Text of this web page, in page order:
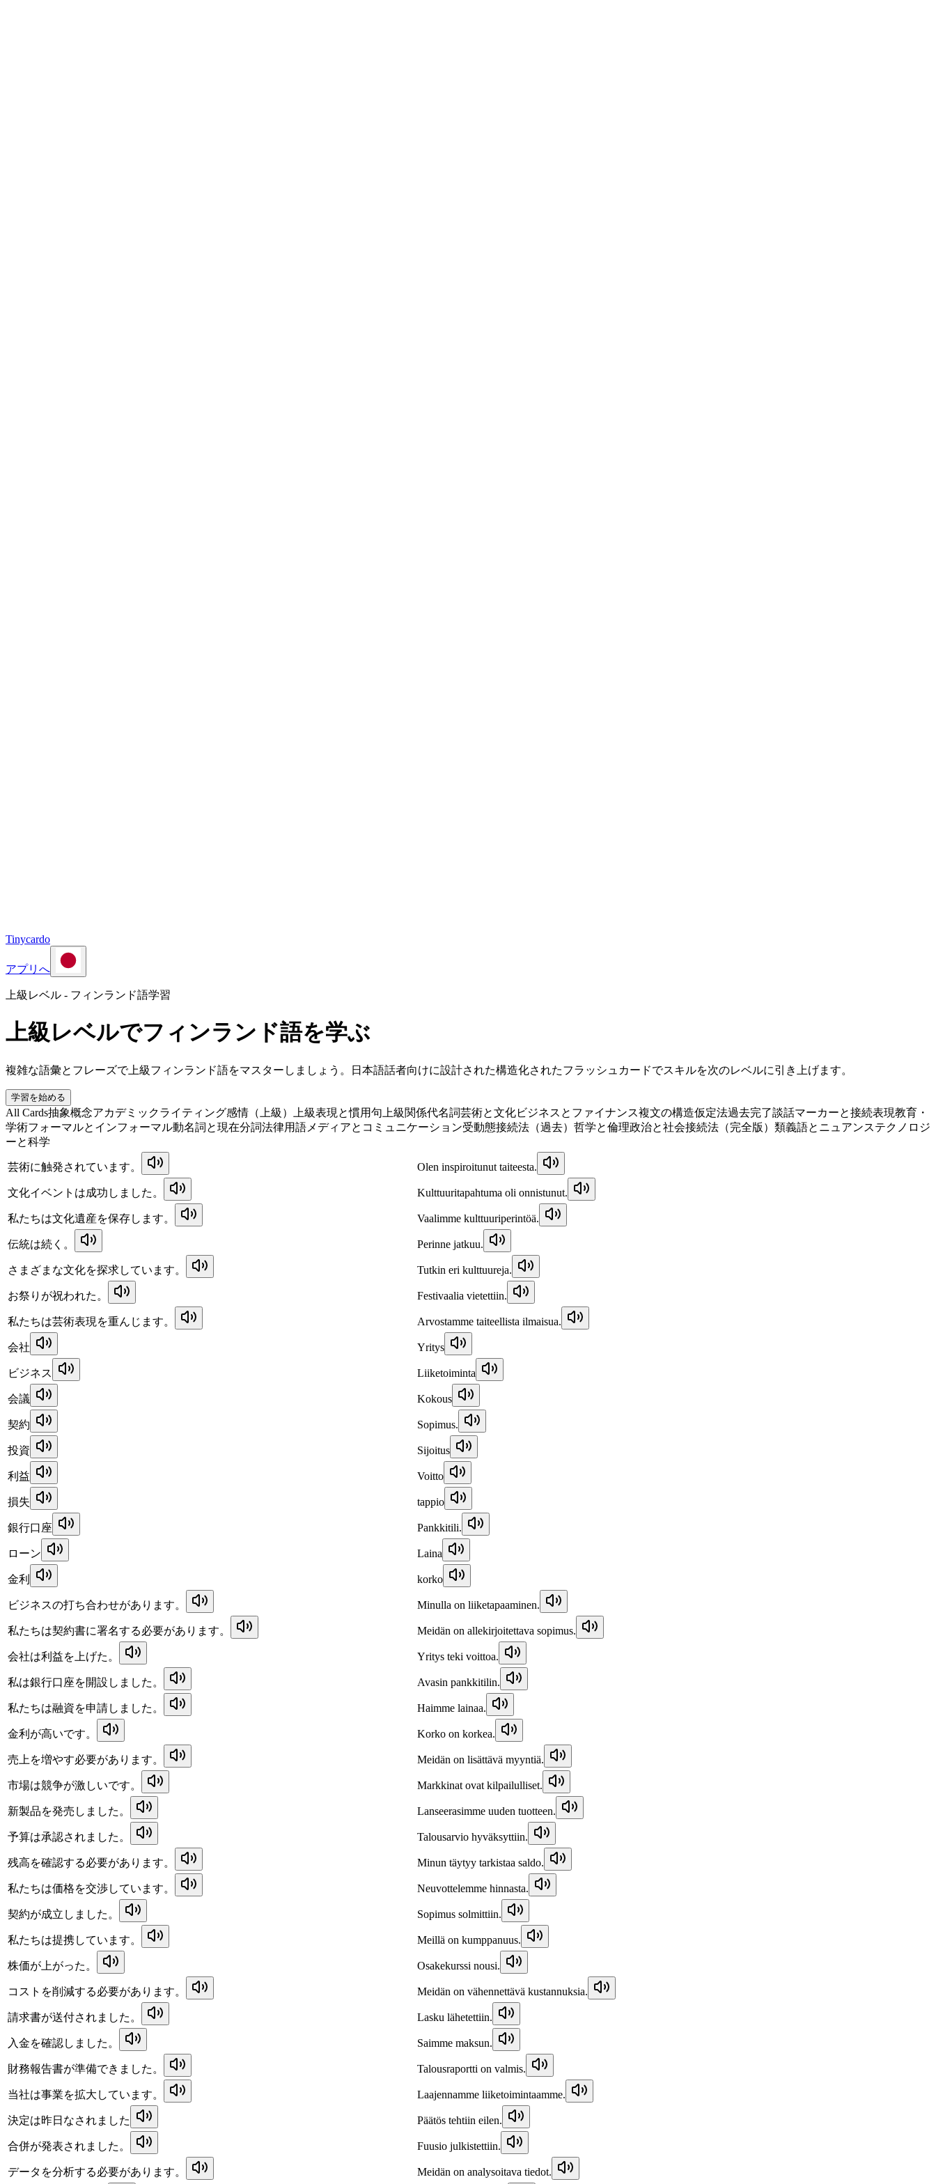
Tinycardo
アプリへ
上級レベル - フィンランド語学習
上級レベルでフィンランド語を学ぶ
複雑な語彙とフレーズで上級フィンランド語をマスターしましょう。日本語話者向けに設計された構造化されたフラッシュカードでスキルを次のレベルに引き上げます。
学習を始める
All Cards抽象概念アカデミックライティング感情（上級） 上級表現と慣用句 上級関係代名詞芸術と文化ビジネスとファイナンス複文の構造仮定法過去完了談話マーカーと接続表現教育・
学術フォーマルとインフォーマル動名詞と現在分詞法律用語 メディアとコミュニケーション受動態接続法（過去） 哲学と倫理政治と社会接続法（完全版） 類義語とニュアンステクノロジ
ーと科学
芸術に触発されています。 Olen inspiroitunut taiteesta.
文化イベントは成功しました。 Kulttuuritapahtuma oli onnistunut.
私たちは文化遺産を保存します。 Vaalimme kulttuuriperintöä.
伝統は続く。 Perinne jatkuu.
さまざまな文化を探求しています。 Tutkin eri kulttuureja.
お祭りが祝われた。 Festivaalia vietettiin.
私たちは芸術表現を重んじます。 Arvostamme taiteellista ilmaisua.
会社 Yritys
ビジネス Liiketoiminta
会議 Kokous
契約 Sopimus.
投資 Sijoitus
利益 Voitto
損失 tappio
銀行口座 Pankkitili.
ローン Laina
金利 korko
ビジネスの打ち合わせがあります。 Minulla on liiketapaaminen.
私たちは契約書に署名する必要があります。 Meidän on allekirjoitettava sopimus.
会社は利益を上げた。 Yritys teki voittoa.
私は銀行口座を開設しました。 Avasin pankkitilin.
私たちは融資を申請しました。 Haimme lainaa.
金利が高いです。 Korko on korkea.
売上を増やす必要があります。 Meidän on lisättävä myyntiä.
市場は競争が激しいです。 Markkinat ovat kilpailulliset.
新製品を発売しました。 Lanseerasimme uuden tuotteen.
予算は承認されました。 Talousarvio hyväksyttiin.
残高を確認する必要があります。 Minun täytyy tarkistaa saldo.
私たちは価格を交渉しています。 Neuvottelemme hinnasta.
契約が成立しました。 Sopimus solmittiin.
私たちは提携しています。 Meillä on kumppanuus.
株価が上がった。 Osakekurssi nousi.
コストを削減する必要があります。 Meidän on vähennettävä kustannuksia.
請求書が送付されました。 Lasku lähetettiin.
入金を確認しました。 Saimme maksun.
財務報告書が準備できました。 Talousraportti on valmis.
当社は事業を拡大しています。 Laajennamme liiketoimintaamme.
決定は昨日なされました Päätös tehtiin eilen.
合併が発表されました。 Fuusio julkistettiin.
データを分析する必要があります。 Meidän on analysoitava tiedot.